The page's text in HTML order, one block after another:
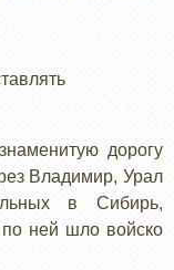
дорогу
Владимир, Урал
в Сибирь,
ней шло войско